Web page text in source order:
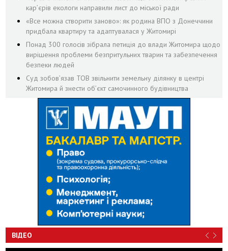
кар’єрів екологи направили лист до міської ради
«Все можна створити заново»: як родина ВПО з Донеччини
придбала квартиру та адаптувалася у Житомирі
Понад 300 голосів зібрала петиція до влади Житомира щодо
вирішення проблеми безпритульних тварин та забезпечення
безпеки людей
Суд зобов’язав ТОВ звільнити земельну ділянку в центрі
Житомира й знести об’єкт самочинного будівництва
ВІДЕО